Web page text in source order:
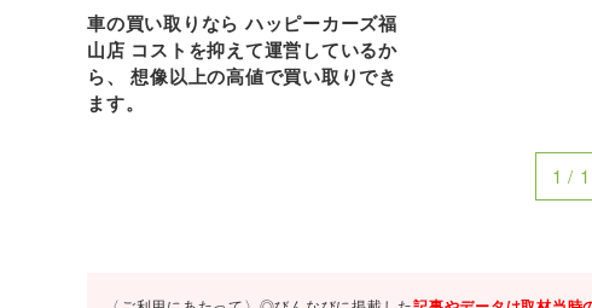
車の買い取りなら ハッピーカーズ福
山店 コストを抑えて運営しているか
ら、 想像以上の高値で買い取りでき
ます。
1 / 1